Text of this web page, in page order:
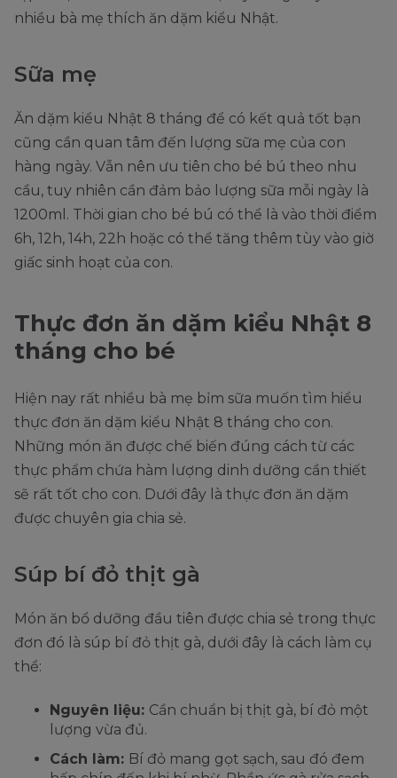
nhiều bà mẹ thích ăn dặm kiểu Nhật.
Sữa mẹ
Ăn dặm kiểu Nhật 8 tháng để có kết quả tốt bạn
cũng cần quan tâm đến lượng sữa mẹ của con
hàng ngày. Vẫn nên ưu tiên cho bé bú theo nhu
cầu, tuy nhiên cần đảm bảo lượng sữa mỗi ngày là
1200ml. Thời gian cho bé bú có thể là vào thời điểm
6h, 12h, 14h, 22h hoặc có thể tăng thêm tùy vào giờ
giấc sinh hoạt của con.
Thực đơn ăn dặm kiểu Nhật 8
tháng cho bé
Hiện nay rất nhiều bà mẹ bỉm sữa muốn tìm hiểu
thực đơn ăn dặm kiểu Nhật 8 tháng cho con.
Những món ăn được chế biến đúng cách từ các
thực phẩm chứa hàm lượng dinh dưỡng cần thiết
sẽ rất tốt cho con. Dưới đây là thực đơn ăn dặm
được chuyên gia chia sẻ.
Súp bí đỏ thịt gà
Món ăn bổ dưỡng đầu tiên được chia sẻ trong thực
đơn đó là súp bí đỏ thịt gà, dưới đây là cách làm cụ
thể:
Nguyên liệu: Cần chuẩn bị thịt gà, bí đỏ một
lượng vừa đủ.
Cách làm: Bí đỏ mang gọt sạch, sau đó đem